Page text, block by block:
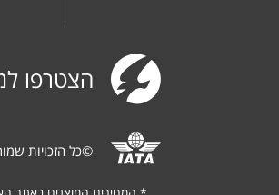
הצטרפו
©כל הזכויות